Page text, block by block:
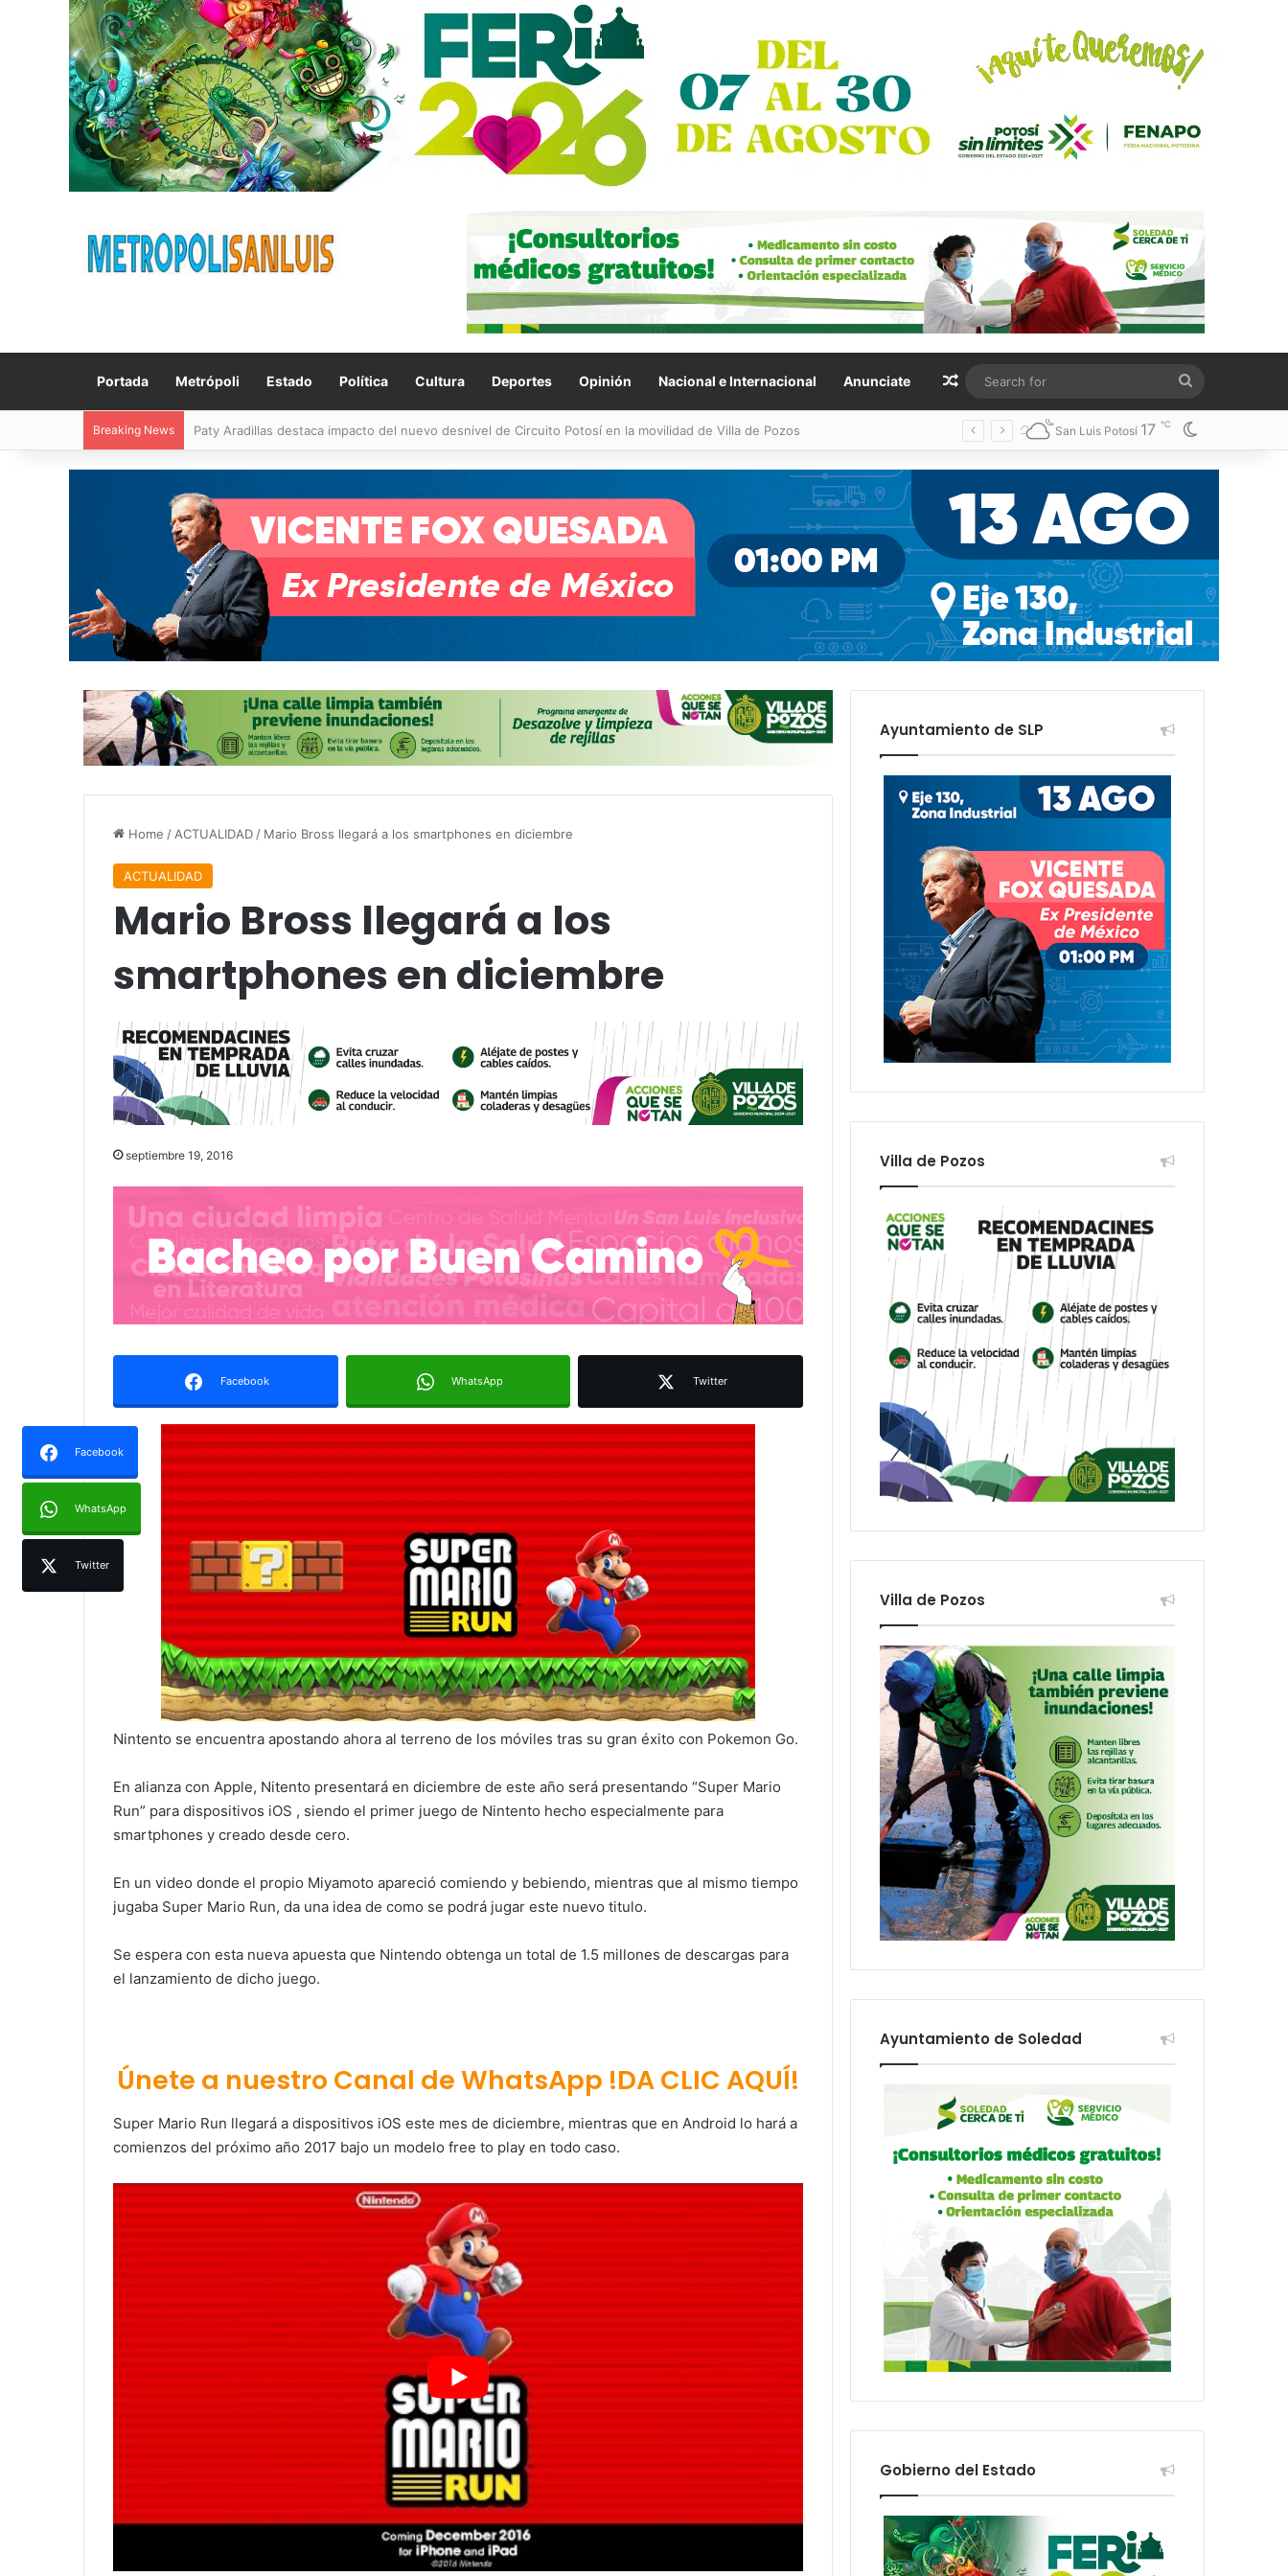
Portada Metrópoli Estado Política Cultura Deportes Opinión Nacional e Internacional Anunciate Random Article
for
Breaking News Villa de Pozos reporta reducción del 50 % en incendios forestales y de pastizales San Luis Potosí 17 ℃
Home / ACTUALIDAD / Mario Bross llegará a los smartphones en diciembre
ACTUALIDAD
Mario Bross llegará a los
smartphones en diciembre
septiembre 19, 2016
Facebook WhatsApp Twitter
Facebook
WhatsApp
Twitter
Nintento se encuentra apostando ahora al terreno de los móviles tras su gran éxito con Pokemon Go.
En alianza con Apple, Nitento presentará en diciembre de este año será presentando “Super Mario
Run” para dispositivos iOS , siendo el primer juego de Nintento hecho especialmente para
smartphones y creado desde cero.
En un video donde el propio Miyamoto apareció comiendo y bebiendo, mientras que al mismo tiempo
jugaba Super Mario Run, da una idea de como se podrá jugar este nuevo titulo.
Se espera con esta nueva apuesta que Nintendo obtenga un total de 1.5 millones de descargas para
el lanzamiento de dicho juego.
Únete a nuestro Canal de WhatsApp !DA CLIC AQUÍ!
Super Mario Run llegará a dispositivos iOS este mes de diciembre, mientras que en Android lo hará a
comienzos del próximo año 2017 bajo un modelo free to play en todo caso.
destaca coordinación con
Gobierno del Estado
Ayuntamiento de SLP
Villa de Pozos
Villa de Pozos
Ayuntamiento de Soledad
Gobierno del Estado